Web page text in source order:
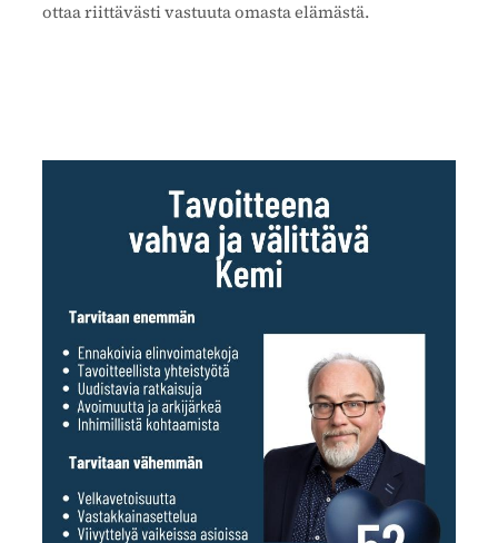
ottaa riittävästi vastuuta omasta elämästä.